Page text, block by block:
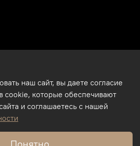
в Тюмени. Тюменские
из кости, бивня мамонта в
Корпоративные подарки.
Интернет-магазин. Использование
на данном сайте, на других
наш сайт, вы даете согласие
cookie, которые обеспечивают
и соглашаетесь с нашей